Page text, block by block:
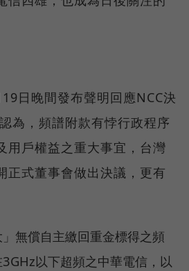
日晚間發布聲明回應NCC決
為，頻譜附款有悖行政程序
用戶權益之重大事宜，台灣
正式董事會做出決議，更有
無償自主繳回重金標得之頻
以下超頻之中華電信，以